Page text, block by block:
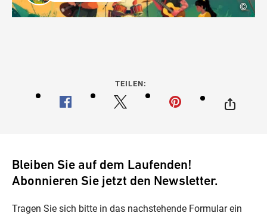
©
TEILEN:
Bleiben Sie auf dem Laufenden!
Abonnieren Sie jetzt den Newsletter.
Tragen Sie sich bitte in das nachstehende Formular ein